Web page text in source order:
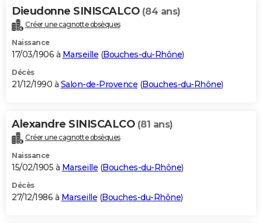
Dieudonne SINISCALCO (84 ans)
Créer une cagnotte obsèques
Naissance
17/03/1906 à Marseille (Bouches-du-Rhône)
Décès
21/12/1990 à Salon-de-Provence (Bouches-du-Rhône)
Alexandre SINISCALCO (81 ans)
Créer une cagnotte obsèques
Naissance
15/02/1905 à Marseille (Bouches-du-Rhône)
Décès
27/12/1986 à Marseille (Bouches-du-Rhône)